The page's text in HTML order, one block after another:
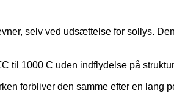
selv ved udsættelse for sollys.
til 1000 C uden indflydelse på
forbliver den samme efter en lang